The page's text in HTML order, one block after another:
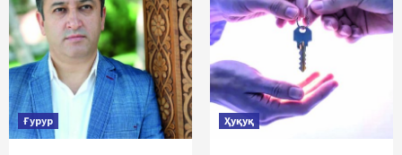
Ғурур Ҳуқуқ